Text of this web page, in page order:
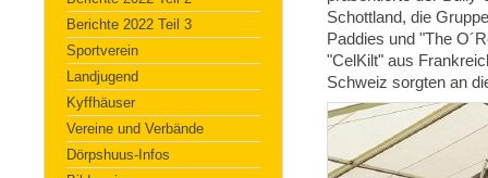
Berichte 2022 Teil 3
Sportverein
Landjugend
Kyffhäuser
Vereine und Verbände
Dörpshuus-Infos
Schottland, die
Paddies und "The
"CelKilt" aus
Schweiz sorgten an